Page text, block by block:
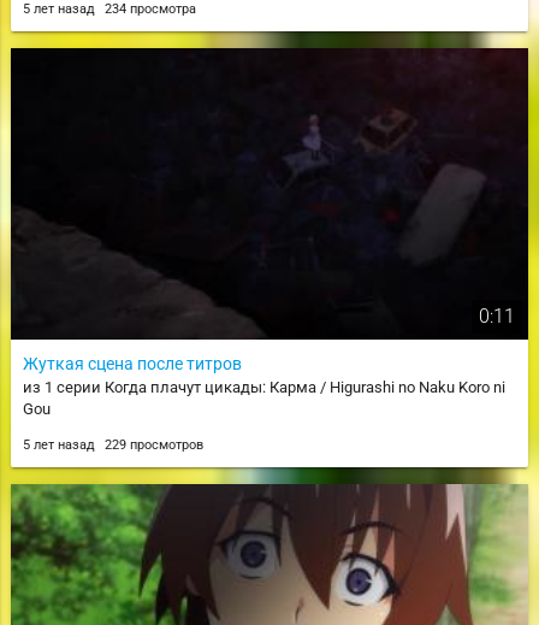
5 лет назад 234 просмотра
0:11
Жуткая сцена после титров
из 1 серии Когда плачут цикады: Карма / Higurashi no Naku Koro ni
Gou
5 лет назад 229 просмотров